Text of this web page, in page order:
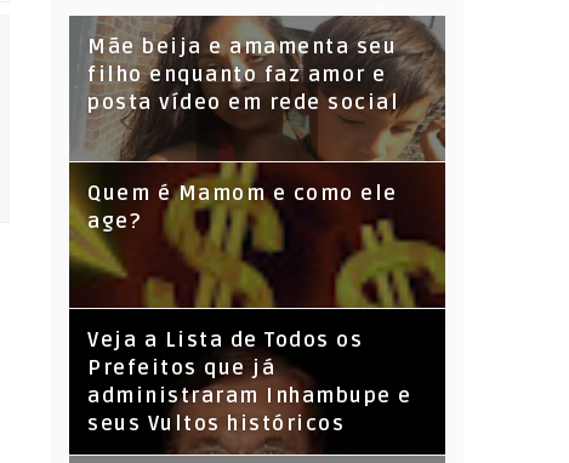
S
Mãe beija e amamenta seu
filho enquanto faz amor e
posta vídeo em rede social
Quem é Mamom e como ele
age?
Veja a Lista de Todos os
Prefeitos que já
administraram Inhambupe e
seus Vultos históricos